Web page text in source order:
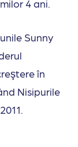
4 ani.
Sunny
în
Nisipurile